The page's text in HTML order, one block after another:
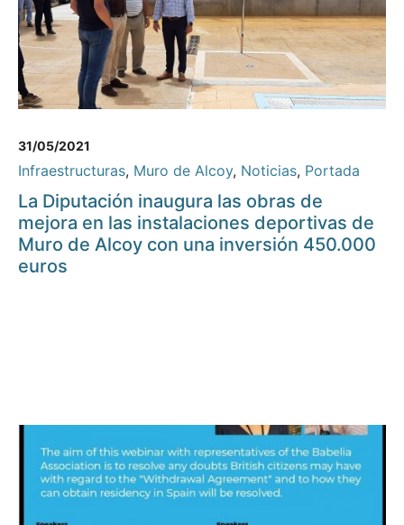
31/05/2021
Infraestructuras, Muro de Alcoy, Noticias, Portada
La Diputación inaugura las obras de
mejora en las instalaciones deportivas de
Muro de Alcoy con una inversión 450.000
euros